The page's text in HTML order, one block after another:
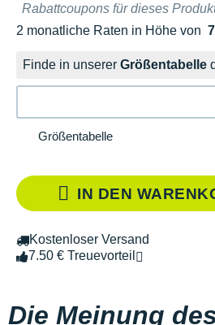
Rabattcoupons für dieses
2 monatliche Raten in Höhe von
Ohne Zusatzkosten
Finde in unserer Größentabelle
Größentabelle
IN DEN
Kostenloser Versand
7.50 € Treuevorteil
Die Meinung